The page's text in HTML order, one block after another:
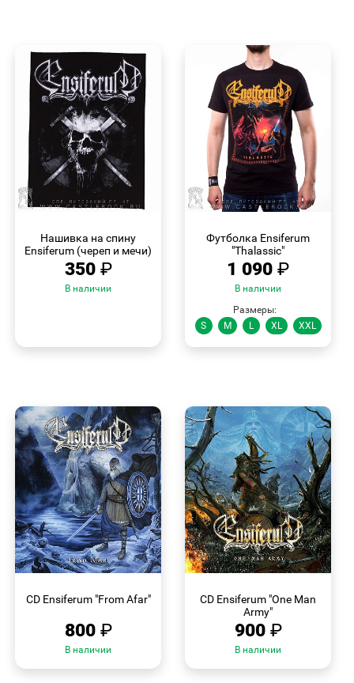
Нашивка на спину
Ensiferum (череп и мечи)
350 ₽
В наличии
Футболка Ensiferum
"Thalassic"
1 090 ₽
В наличии
Размеры:
S
M L XL XXL
CD Ensiferum "From Afar"
800 ₽
В наличии
CD Ensiferum "One Man
Army"
900 ₽
В наличии